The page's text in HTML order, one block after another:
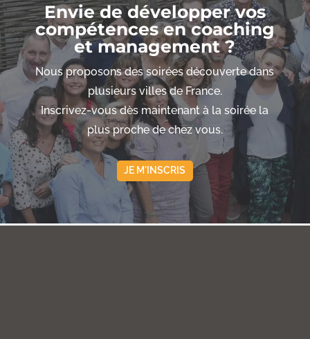
Envie de développer vos
compétences en coaching
et management ?
Nous proposons des soirées découverte dans
plusieurs villes de France.
Inscrivez-vous dès maintenant à la soirée la
plus proche de chez vous.
JE M'INSCRIS